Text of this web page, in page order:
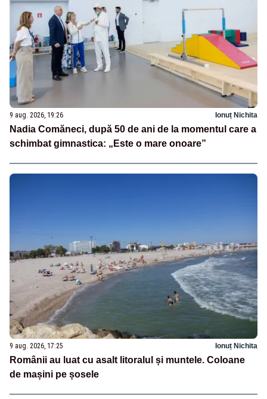
9 aug. 2026, 19:26 Ionuț Nichita
Nadia Comăneci, după 50 de ani de la momentul care a
schimbat gimnastica: „Este o mare onoare”
9 aug. 2026, 17:25 Ionuț Nichita
Românii au luat cu asalt litoralul și muntele. Coloane
de mașini pe șosele